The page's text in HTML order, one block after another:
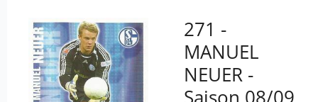
271 -
MANUEL
NEUER -